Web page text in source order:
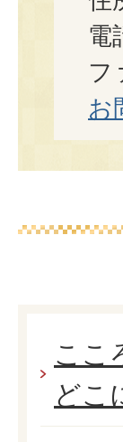
電
フ
お
ここ
どこ